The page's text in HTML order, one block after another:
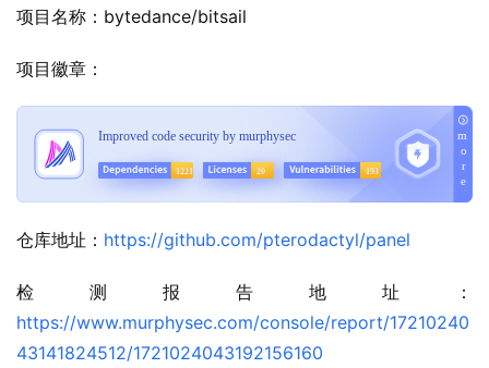
项目名称：bytedance/bitsail
项目徽章：
仓库地址： https://github.com/pterodactyl/panel
检测报告地址：
https://www.murphysec.com/console/report/17210240
43141824512/1721024043192156160